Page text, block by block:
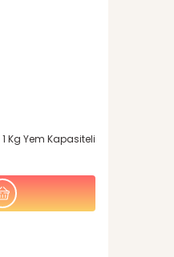
Kg Yem Kapasiteli